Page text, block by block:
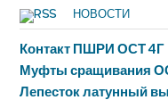
НОВОСТИ
Контакт ПШРИ ОСТ 4Г
Муфты сращивания
Лепесток латунный